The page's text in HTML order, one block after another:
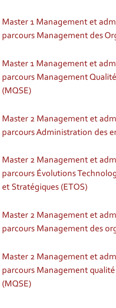
Master 1 Management et
parcours Management des
Master 1 Management et
parcours Management
(MQSE)
Master 2 Management et
parcours Administration des
Master 2 Management et
parcours Évolutions
et Stratégiques (ETOS)
Master 2 Management et
parcours Management des
Master 2 Management et
parcours Management
(MQSE)